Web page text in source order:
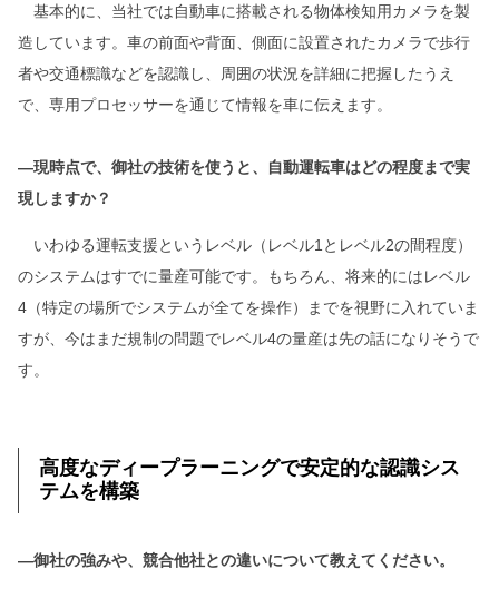
基本的に、当社では自動車に搭載される物体検知用カメラを製
造しています。車の前面や背面、側面に設置されたカメラで歩行
者や交通標識などを認識し、周囲の状況を詳細に把握したうえ
で、専用プロセッサーを通じて情報を車に伝えます。
―現時点で、御社の技術を使うと、自動運転車はどの程度まで実
現しますか？
いわゆる運転支援というレベル（レベル1とレベル2の間程度）
のシステムはすでに量産可能です。もちろん、将来的にはレベル
4（特定の場所でシステムが全てを操作）までを視野に入れていま
すが、今はまだ規制の問題でレベル4の量産は先の話になりそうで
す。
高度なディープラーニングで安定的な認識シス
テムを構築
―御社の強みや、競合他社との違いについて教えてください。